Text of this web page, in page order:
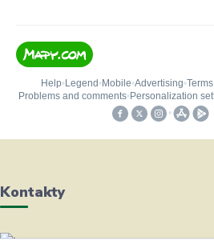
Kontakty